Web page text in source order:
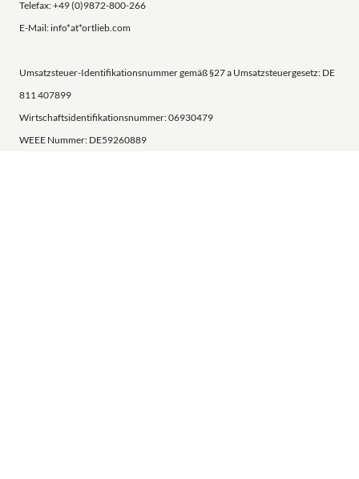
Telefax: +49 (0)9872-800-266
E-Mail: info*at*ortlieb.com
Umsatzsteuer-Identifikationsnummer gemäß §27 a Umsatzsteuergesetz: DE
811 407899
Wirtschaftsidentifikationsnummer: 06930479
WEEE Nummer: DE59260889